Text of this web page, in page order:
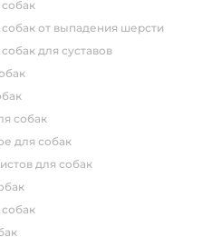
собак
собак от выпадения шерсти
для суставов
собак
для собак
для собак
собак